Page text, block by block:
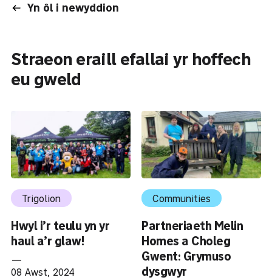
Yn ôl i newyddion
Straeon eraill efallai yr hoffech
eu gweld
Trigolion
Hwyl i’r teulu yn yr
haul a’r glaw!
—
08 Awst, 2024
Communities
Partneriaeth Melin
Homes a Choleg
Gwent: Grymuso
dysgwyr